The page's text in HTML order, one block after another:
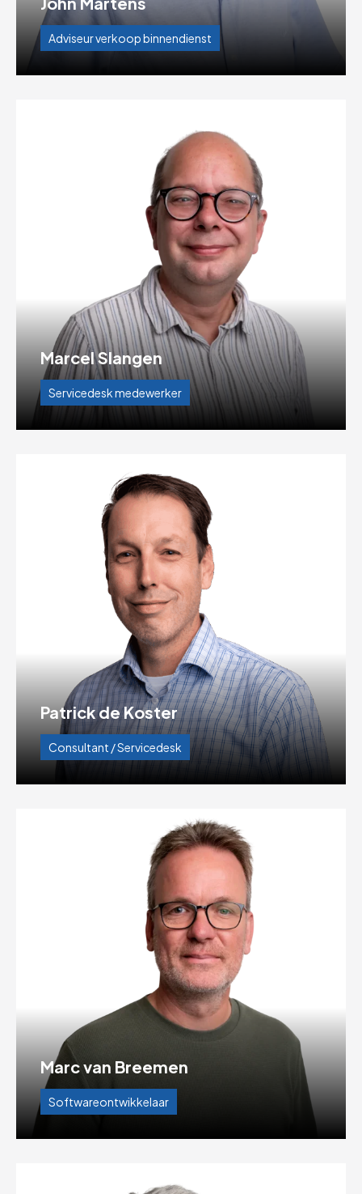
Adviseur verkoop binnendienst
Marcel Slangen
Servicedesk medewerker
Patrick de Koster
Consultant / Servicedesk
Marc van Breemen
Softwareontwikkelaar